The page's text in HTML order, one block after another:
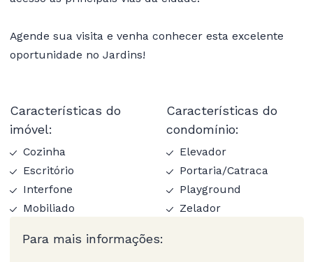
Agende sua visita e venha conhecer esta excelente
oportunidade no Jardins!
Características do
imóvel:
Cozinha
Escritório
Interfone
Mobiliado
Características do
condomínio:
Elevador
Portaria/Catraca
Playground
Zelador
Para mais informações: